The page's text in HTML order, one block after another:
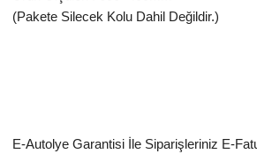
(Pakete Silecek Kolu Dahil Değildir.)
E-Autolye Garantisi İle Siparişleriniz E-